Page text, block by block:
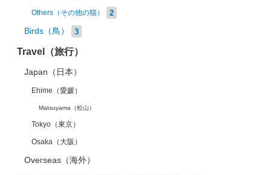
Others（その他の猫） 2
Birds（鳥） 3
Travel（旅行）
Japan（日本）
Ehime（愛媛）
Matsuyama（松山）
Tokyo（東京）
Osaka（大阪）
Overseas（海外）